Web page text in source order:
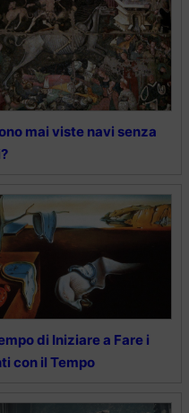
mai viste navi senza
di Iniziare a Fare i
con il Tempo